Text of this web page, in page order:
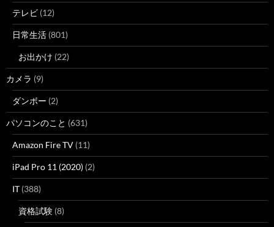
テレビ (12)
日常生活 (801)
お出かけ (22)
カメラ (9)
ダンボー (2)
パソコンのこと (631)
Amazon Fire TV (11)
iPad Pro 11 (2020) (2)
IT (388)
資格試験 (8)